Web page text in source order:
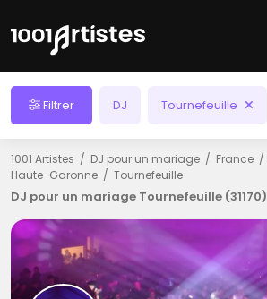
Filtrer DJ Tournefeuille
1001 Artistes DJ pour un mariage France
Haute-Garonne
Tournefeuille
DJ pour un mariage Tournefeuille (31170)